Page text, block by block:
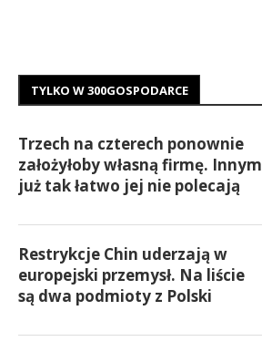
TYLKO W 300GOSPODARCE
Trzech na czterech ponownie
założyłoby własną firmę. Innym
już tak łatwo jej nie polecają
Restrykcje Chin uderzają w
europejski przemysł. Na liście
są dwa podmioty z Polski